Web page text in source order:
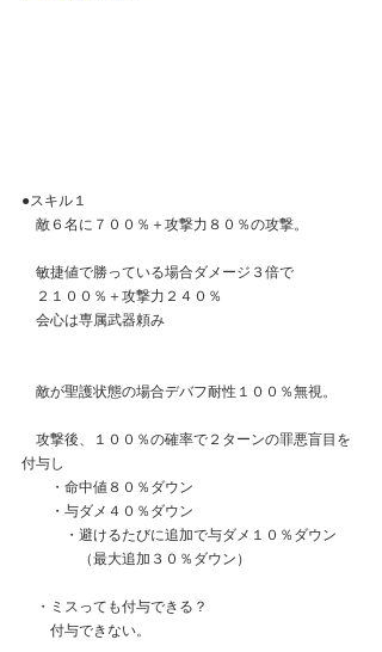
●スキル１
敵６名に７００％＋攻撃力８０％の攻撃。
敏捷値で勝っている場合ダメージ３倍で
２１００％＋攻撃力２４０％
会心は専属武器頼み
敵が聖護状態の場合デバフ耐性１００％無視。
攻撃後、１００％の確率で２ターンの罪悪盲目を
付与し
・命中値８０％ダウン
・与ダメ４０％ダウン
・避けるたびに追加で与ダメ１０％ダウン
（最大追加３０％ダウン）
・ミスっても付与できる？
付与できない。